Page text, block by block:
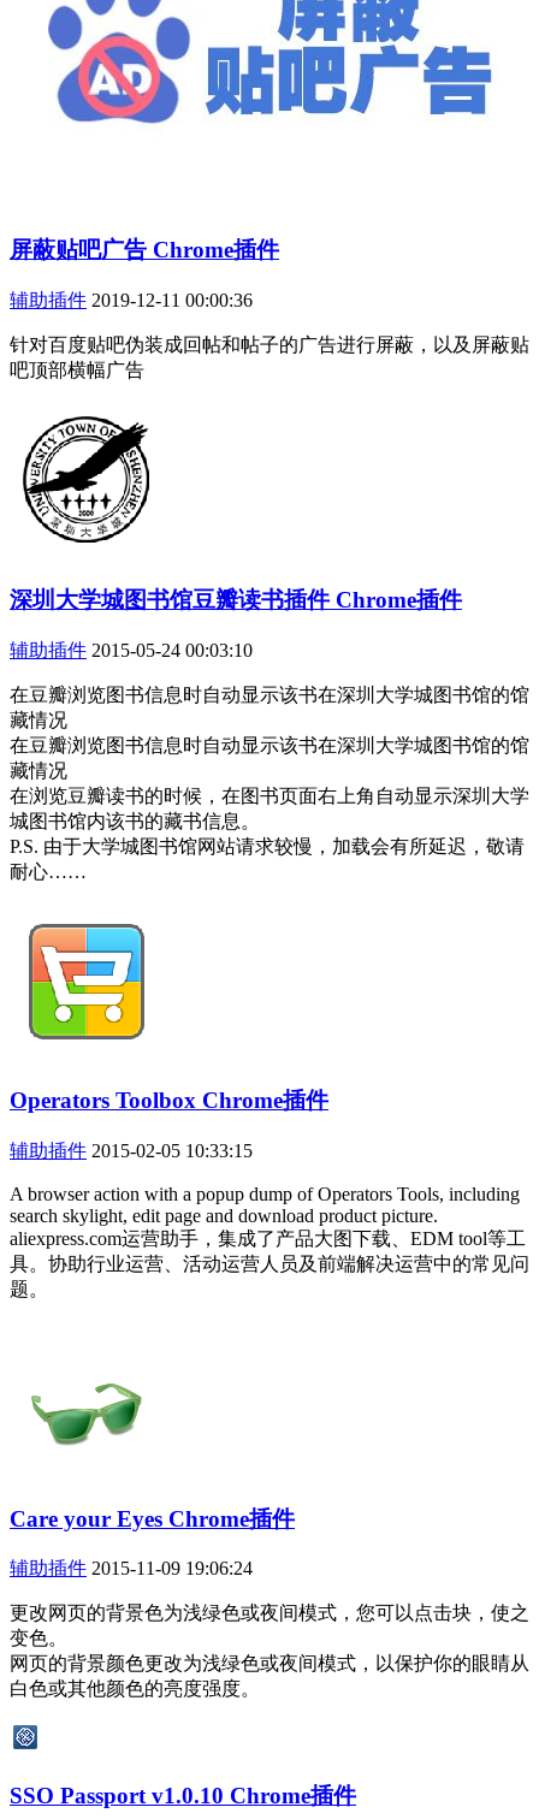
屏蔽贴吧广告 Chrome插件
辅助插件 2019-12-11 00:00:36
针对百度贴吧伪装成回帖和帖子的广告进行屏蔽，以及屏蔽贴
吧顶部横幅广告
深圳大学城图书馆豆瓣读书插件 Chrome插件
辅助插件 2015-05-24 00:03:10
在豆瓣浏览图书信息时自动显示该书在深圳大学城图书馆的馆
藏情况
在豆瓣浏览图书信息时自动显示该书在深圳大学城图书馆的馆
藏情况
在浏览豆瓣读书的时候，在图书页面右上角自动显示深圳大学
城图书馆内该书的藏书信息。
P.S. 由于大学城图书馆网站请求较慢，加载会有所延迟，敬请
耐心……
Operators Toolbox Chrome插件
辅助插件 2015-02-05 10:33:15
A browser action with a popup dump of Operators Tools, including
search skylight, edit page and download product picture.
aliexpress.com运营助手，集成了产品大图下载、EDM tool等工
具。协助行业运营、活动运营人员及前端解决运营中的常见问
题。
Care your Eyes Chrome插件
辅助插件 2015-11-09 19:06:24
更改网页的背景色为浅绿色或夜间模式，您可以点击块，使之
变色。
网页的背景颜色更改为浅绿色或夜间模式，以保护你的眼睛从
白色或其他颜色的亮度强度。
SSO Passport v1.0.10 Chrome插件